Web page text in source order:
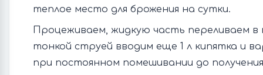
теплое место для брожения на сутки.
Процеживаем, жидкую часть переливаем
тонкой струей вводим еще 1 л кипятка и
при постоянном помешивании до